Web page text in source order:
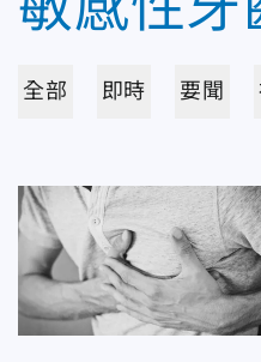
全部 即時 要聞